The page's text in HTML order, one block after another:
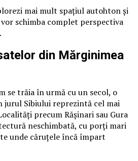
mai mult spațiul autohton și
schimba complet perspectiva
din Mărginimea
se trăia în urmă cu un secol, o
jurul Sibiului reprezintă cel mai
precum Rășinari sau Gura
neschimbată, cu porți mari
unde căruțele încă împart